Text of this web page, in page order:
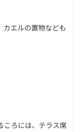
カエルの置物なども
ころには、テラス席